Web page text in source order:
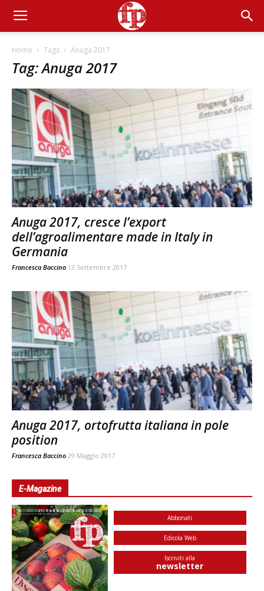
Home Tags Anuga 2017
Tag: Anuga 2017
Anuga 2017, cresce l’export
dell’agroalimentare made in Italy in
Germania
Francesca Baccino 13 Settembre 2017
Anuga 2017, ortofrutta italiana in pole
position
Francesca Baccino 29 Maggio 2017
E-Magazine
Abbonati
Edicola Web
Iscriviti alla
newsletter